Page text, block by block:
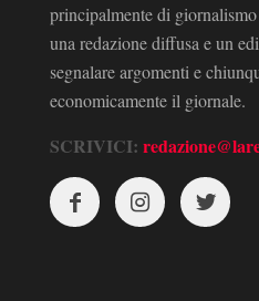
principalmente di
una redazione diffusa e un
segnalare argomenti e
economicamente il giornale.
SCRIVICI: